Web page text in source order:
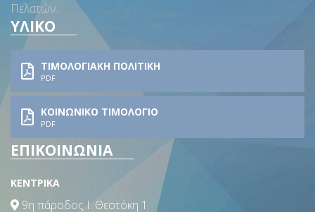
Πελατών.
ΥΛΙΚΟ
ΤΙΜΟΛΟΓΙΑΚΗ ΠΟΛΙΤΙΚΗ
PDF
ΚΟΙΝΩΝΙΚΟ ΤΙΜΟΛΟΓΙΟ
PDF
ΕΠΙΚΟΙΝΩΝΙΑ
ΚΕΝΤΡΙΚΑ
9η πάροδος Ι. Θεοτόκη 1